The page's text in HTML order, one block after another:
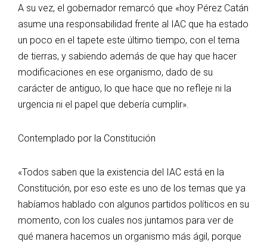
A su vez, el gobernador remarcó que «hoy Pérez Catán
asume una responsabilidad frente al IAC que ha estado
un poco en el tapete este último tiempo, con el tema
de tierras, y sabiendo además de que hay que hacer
modificaciones en ese organismo, dado de su
carácter de antiguo, lo que hace que no refleje ni la
urgencia ni el papel que debería cumplir».
Contemplado por la Constitución
«Todos saben que la existencia del IAC está en la
Constitución, por eso este es uno de los temas que ya
habíamos hablado con algunos partidos políticos en su
momento, con los cuales nos juntamos para ver de
qué manera hacemos un organismo más ágil, porque